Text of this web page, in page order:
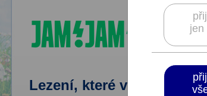
jen
Lezení, které vás